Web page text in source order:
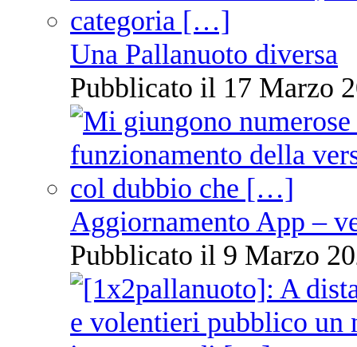
Una Pallanuoto diversa
Pubblicato il 17 Marzo
Aggiornamento App –
Pubblicato il 9 Marzo